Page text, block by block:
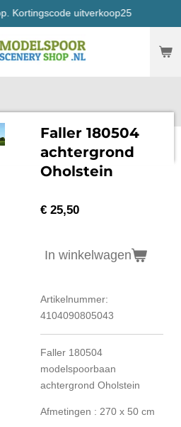
Kortingscode uitverkoop25
Faller 180504
achtergrond
Oholstein
€ 25,50
In winkelwagen
Artikelnummer:
4104090805043
Faller 180504
modelspoorbaan
achtergrond Oholstein
Afmetingen : 270 x 50 cm